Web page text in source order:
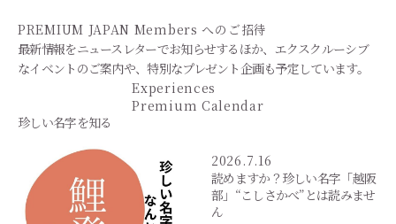
PREMIUM JAPAN Members へのご招待
最新情報をニュースレターでお知らせするほか、エクスクルーシブ
なイベントのご案内や、特別なプレゼント企画も予定しています。
Experiences
Premium Calendar
珍しい名字を知る
2026.7.16
読めますか？珍しい名字「越阪
部」“こしさかべ”とは読みませ
ん